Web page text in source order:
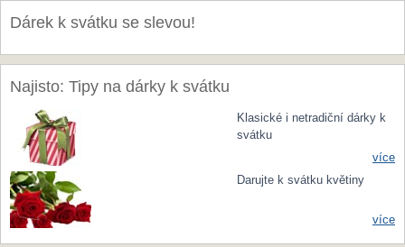
Dárek k svátku se slevou!
Najisto: Tipy na dárky k svátku
Klasické i netradiční dárky k
svátku
více
Darujte k svátku květiny
více